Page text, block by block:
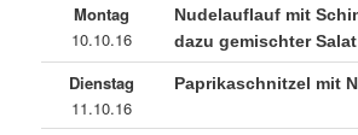
Montag
10.10.16
Nudelauflauf mit
dazu gemischter Salat
Dienstag
11.10.16
Paprikaschnitzel mit